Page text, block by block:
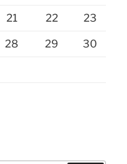
21 22 23
28 29 30